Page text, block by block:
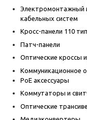
Электромонтажный
кабельных систем
Кросс-панели 110
Патч-панели
Оптические кроссы
Коммуникационное
PoE аксессуары
Коммутаторы и
Оптические